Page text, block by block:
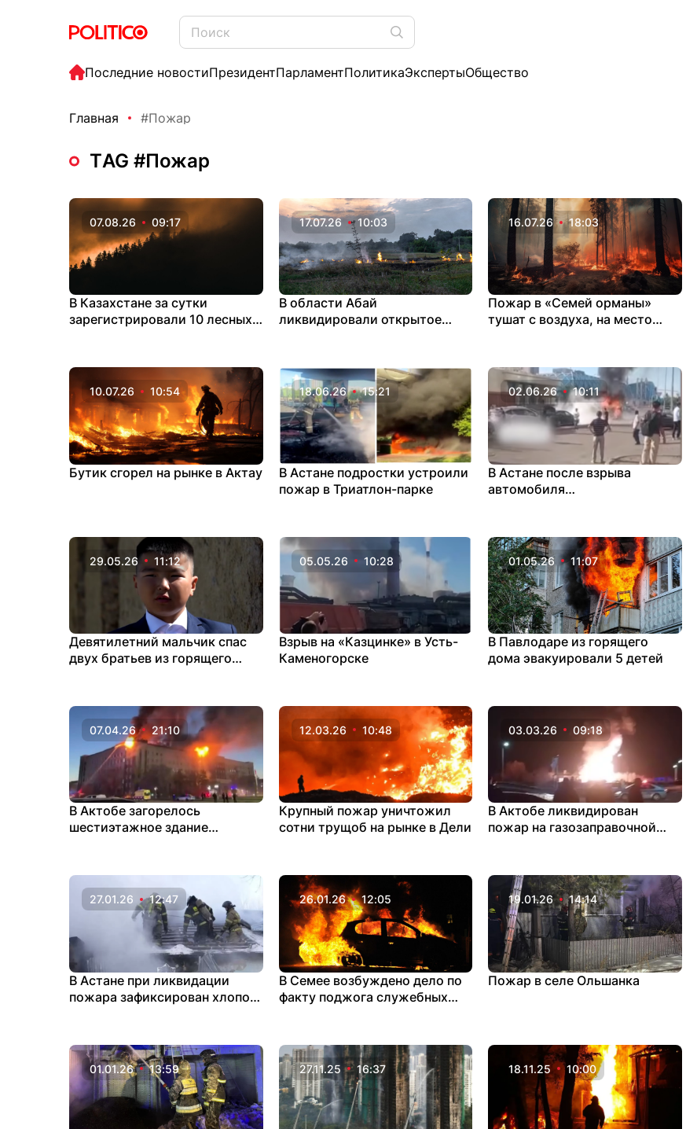
Последние новостиПрезидентПарламентПолитикаЭкспертыОбщество
Главная #Пожар
ТAG #Пожар
07.08.26 09:17
В Казахстане за сутки
зарегистрировали 10 лесных
17.07.26 10:03
В области Абай
ликвидировали открытое
16.07.26 18:03
Пожар в «Семей орманы»
тушат с воздуха, на место
10.07.26 10:54
Бутик сгорел на рынке в Актау
18.06.26 15:21
В Астане подростки устроили
пожар в Триатлон-парке
02.06.26 10:11
В Астане после взрыва
автомобиля
29.05.26 11:12
Девятилетний мальчик спас
двух братьев из горящего
05.05.26 10:28
Взрыв на «Казцинке» в Усть-
Каменогорске
01.05.26 11:07
В Павлодаре из горящего
дома эвакуировали 5 детей
07.04.26 21:10
В Актобе загорелось
шестиэтажное здание
12.03.26 10:48
Крупный пожар уничтожил
сотни трущоб на рынке в Дели
03.03.26 09:18
В Актобе ликвидирован
пожар на газозаправочной
27.01.26 12:47
В Астане при ликвидации
пожара зафиксирован хлопок
26.01.26 12:05
В Семее возбуждено дело по
факту поджога служебных
19.01.26 14:14
Пожар в селе Ольшанка
01.01.26 13:59 27.11.25 16:37 18.11.25 10:00